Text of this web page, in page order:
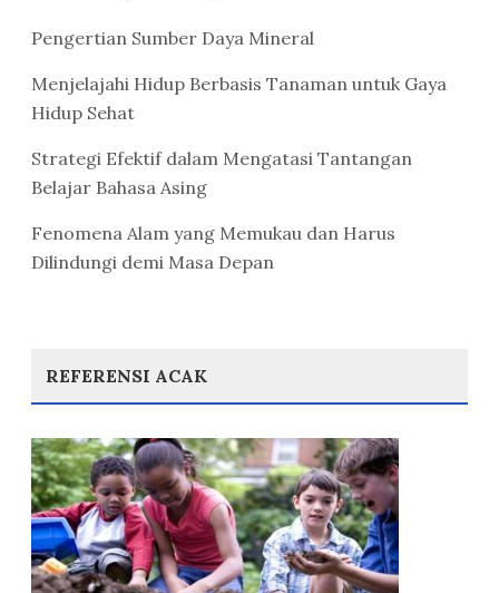
Pengertian Sumber Daya Mineral
Menjelajahi Hidup Berbasis Tanaman untuk Gaya
Hidup Sehat
Strategi Efektif dalam Mengatasi Tantangan
Belajar Bahasa Asing
Fenomena Alam yang Memukau dan Harus
Dilindungi demi Masa Depan
REFERENSI ACAK